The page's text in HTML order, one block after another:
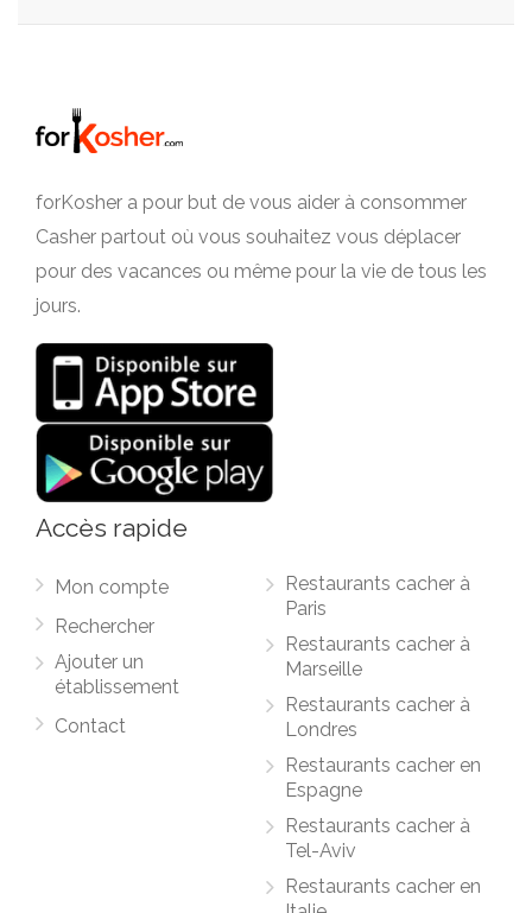
forKosher a pour but de vous aider à consommer
Casher partout où vous souhaitez vous déplacer
pour des vacances ou même pour la vie de tous les
jours.
Accès rapide
Mon compte
Rechercher
Ajouter un
établissement
Contact
Restaurants cacher à
Paris
Restaurants cacher à
Marseille
Restaurants cacher à
Londres
Restaurants cacher en
Espagne
Restaurants cacher à
Tel-Aviv
Restaurants cacher en